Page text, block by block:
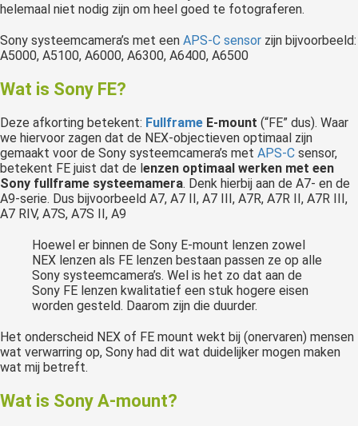
helemaal niet nodig zijn om heel goed te fotograferen.
Sony systeemcamera’s met een APS-C sensor zijn bijvoorbeeld:
A5000, A5100, A6000, A6300, A6400, A6500
Wat is Sony FE?
Deze afkorting betekent: Fullframe E-mount (“FE” dus). Waar
we hiervoor zagen dat de NEX-objectieven optimaal zijn
gemaakt voor de Sony systeemcamera’s met APS-C sensor,
betekent FE juist dat de lenzen optimaal werken met een
Sony fullframe systeemamera. Denk hierbij aan de A7- en de
A9-serie. Dus bijvoorbeeld A7, A7 II, A7 III, A7R, A7R II, A7R III,
A7 RIV, A7S, A7S II, A9
Hoewel er binnen de Sony E-mount lenzen zowel
NEX lenzen als FE lenzen bestaan passen ze op alle
Sony systeemcamera’s. Wel is het zo dat aan de
Sony FE lenzen kwalitatief een stuk hogere eisen
worden gesteld. Daarom zijn die duurder.
Het onderscheid NEX of FE mount wekt bij (onervaren) mensen
wat verwarring op, Sony had dit wat duidelijker mogen maken
wat mij betreft.
Wat is Sony A-mount?